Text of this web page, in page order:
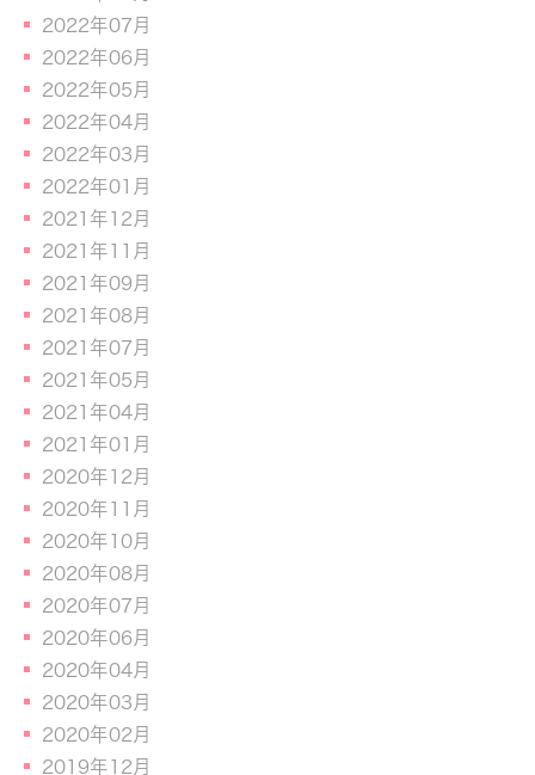
2022年07月
2022年06月
2022年05月
2022年04月
2022年03月
2022年01月
2021年12月
2021年11月
2021年09月
2021年08月
2021年07月
2021年05月
2021年04月
2021年01月
2020年12月
2020年11月
2020年10月
2020年08月
2020年07月
2020年06月
2020年04月
2020年03月
2020年02月
2019年12月